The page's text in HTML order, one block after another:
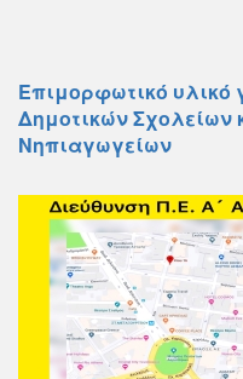
Επιμορφωτικό υλικό
Δημοτικών Σχολείων
Νηπιαγωγείων